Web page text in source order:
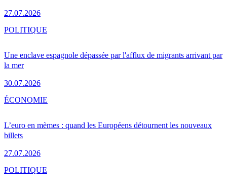
27.07.2026
Une enclave espagnole dépassée par l'afflux de migrants arrivant par
la mer
30.07.2026
POLITIQUE
L’euro en mèmes : quand les Européens détournent les nouveaux
billets
27.07.2026
ÉCONOMIE
POLITIQUE